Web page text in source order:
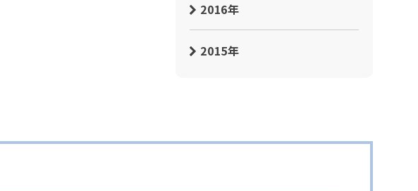
2016年
2015年